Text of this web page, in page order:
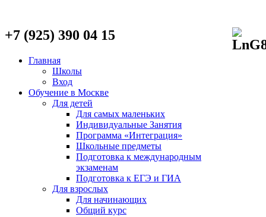
+7 (925) 390 04 15
Главная
Школы
Вход
Обучение в Москве
Для детей
Для самых маленьких
Индивидуальные Занятия
Программа «Интеграция»
Школьные предметы
Подготовка к международным
экзаменам
Подготовка к ЕГЭ и ГИА
Для взрослых
Для начинающих
Общий курс